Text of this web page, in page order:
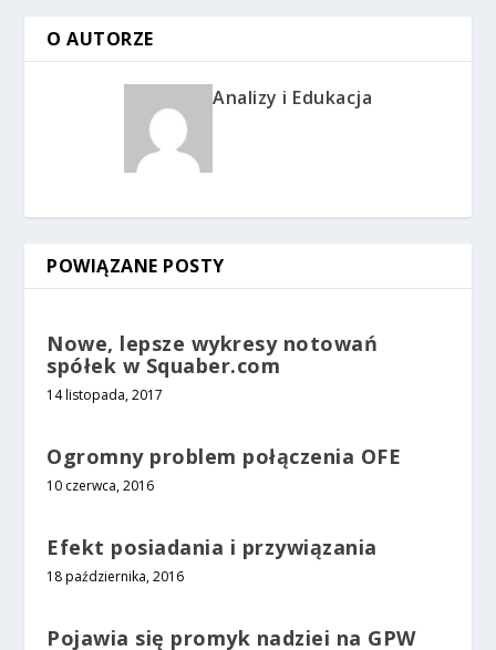
O AUTORZE
Analizy i Edukacja
POWIĄZANE POSTY
Nowe, lepsze wykresy notowań
spółek w Squaber.com
14 listopada, 2017
Ogromny problem połączenia OFE
10 czerwca, 2016
Efekt posiadania i przywiązania
18 października, 2016
Pojawia się promyk nadziei na GPW